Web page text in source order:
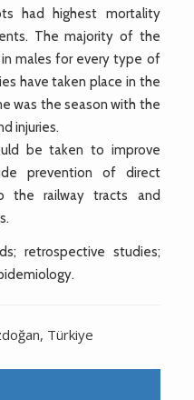
had highest mortality
The majority of the
males for every type of
have taken place in the
was the season with the
injuries.
be taken to improve
prevention of direct
the railway tracts and
retrospective studies;
Türkiye